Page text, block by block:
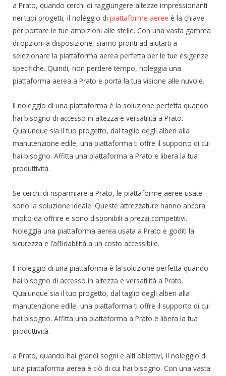
a Prato, quando cerchi di raggiungere altezze impressionanti
nei tuoi progetti, il noleggio di piattaforme aeree è la chiave
per portare le tue ambizioni alle stelle. Con una vasta gamma
di opzioni a disposizione, siamo pronti ad aiutarti a
selezionare la piattaforma aerea perfetta per le tue esigenze
specifiche. Quindi, non perdere tempo, noleggia una
piattaforma aerea a Prato e porta la tua visione alle nuvole.
Il noleggio di una piattaforma è la soluzione perfetta quando
hai bisogno di accesso in altezza e versatilità a Prato.
Qualunque sia il tuo progetto, dal taglio degli alberi alla
manutenzione edile, una piattaforma ti offre il supporto di cui
hai bisogno. Affitta una piattaforma a Prato e libera la tua
produttività.
Se cerchi di risparmiare a Prato, le piattaforme aeree usate
sono la soluzione ideale. Queste attrezzature hanno ancora
molto da offrire e sono disponibili a prezzi competitivi.
Noleggia una piattaforma aerea usata a Prato e goditi la
sicurezza e l’affidabilità a un costo accessibile.
Il noleggio di una piattaforma è la soluzione perfetta quando
hai bisogno di accesso in altezza e versatilità a Prato.
Qualunque sia il tuo progetto, dal taglio degli alberi alla
manutenzione edile, una piattaforma ti offre il supporto di cui
hai bisogno. Affitta una piattaforma a Prato e libera la tua
produttività.
a Prato, quando hai grandi sogni e alti obiettivi, il noleggio di
una piattaforma aerea è ciò di cui hai bisogno. Con una vasta